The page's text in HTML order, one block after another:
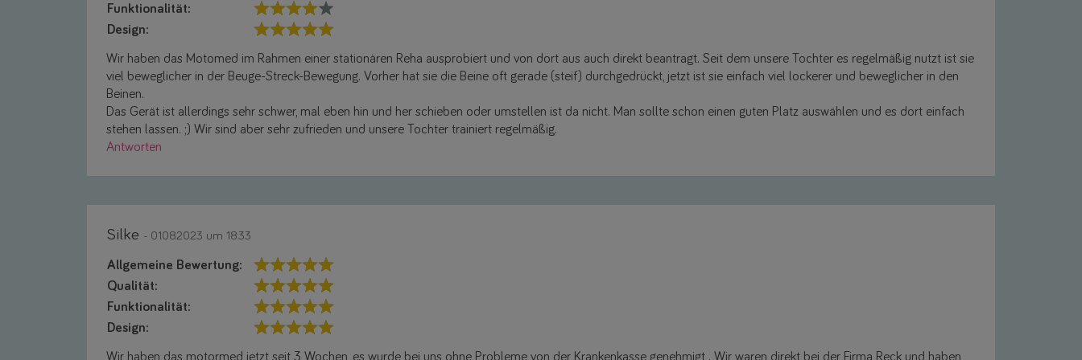
Funktionalität:
Design:
Wir haben das Motomed im Rahmen einer stationären Reha ausprobiert und von dort aus auch direkt beantragt. Seit dem unsere Tochter es regelmäßig nutzt ist sie
viel beweglicher in der Beuge-Streck-Bewegung. Vorher hat sie die Beine oft gerade (steif) durchgedrückt, jetzt ist sie einfach viel lockerer und beweglicher in den
Beinen.
Das Gerät ist allerdings sehr schwer, mal eben hin und her schieben oder umstellen ist da nicht. Man sollte schon einen guten Platz auswählen und es dort einfach
stehen lassen. ;) Wir sind aber sehr zufrieden und unsere Tochter trainiert regelmäßig.
Antworten
Silke - 01.08.2023 um 18:33
Allgemeine Bewertung:
Qualität:
Funktionalität:
Design: